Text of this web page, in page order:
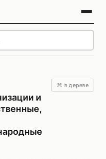
и
⌘ в дереве